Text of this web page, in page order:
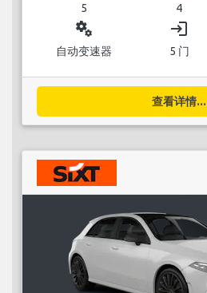
5 4
miscellaneous_services
自动变速器
login
5 门
查看详情...